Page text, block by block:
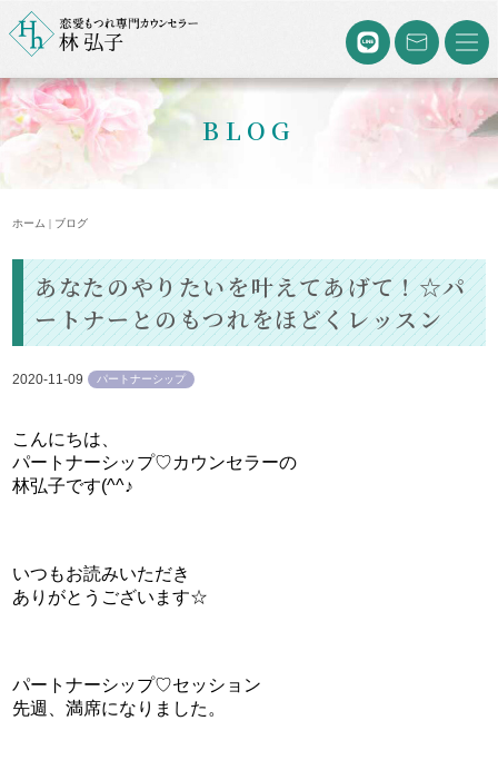
BLOG
ホーム | ブログ
あなたのやりたいを叶えてあげて！☆パ
ートナーとのもつれをほどくレッスン
2020-11-09 パートナーシップ
こんにちは、
パートナーシップ♡カウンセラーの
林弘子です(^^♪
いつもお読みいただき
ありがとうございます☆
パートナーシップ♡セッション
先週、満席になりました。